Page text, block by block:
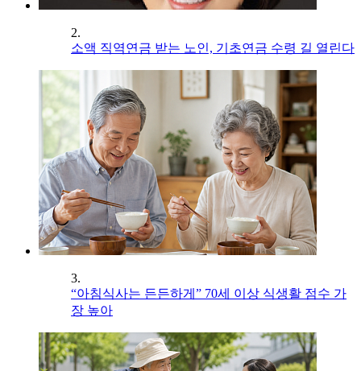
2.
소액 직역연금 받는 노인, 기초연금 수령 길 열린다
3.
“아침식사는 든든하게” 70세 이상 식생활 점수 가
장 높아